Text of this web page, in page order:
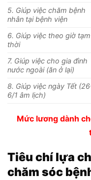
5. Giúp việc chăm bệnh
nhân tại bệnh viện
6. Giúp việc theo giờ tạm
thời
7. Giúp việc cho gia đình
nước ngoài (ăn ở lại)
8. Giúp việc ngày Tết
6/1 âm lịch)
Mức lương dành
Tiêu chí lựa
chăm sóc